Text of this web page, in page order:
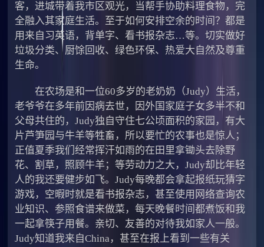
客，进城带着我市区观光，当帮手协助料理食物，完
全融入其家庭生活。至于如何安排空余的时间？都是
用来自习英语，背单字、看书报杂志…等。切实做好
垃圾分类、厨馀回收、绿色环保、热爱大自然及尊重
生命。
在农场是和一位60多岁的老奶奶（Judy）生活，
老爷爷在多年前因病去世，因外国家庭子女多半不和
父母共住的，Judy独自守住七公顷面积的家园，有大
片芦笋园与牛羊等牲畜，所以要忙的农事也是惊人；
正值夏季我们经常挥汗如雨的在田里拿锄头去除野
花、割草，照顾牛羊；等劳动力之大，Judy却比年轻
人的我还要健步如飞。Judy每晚都会拿起报纸玩猜字
游戏，空暇时就是看书报杂志，甚至使用网络查询农
业知识、参照食谱来做菜，每天晚餐时间都煮饭和我
一起拿筷子用餐。亲切、友善的对待我如家人一般。
Judy知道我来自China，甚至在报上看到一些有关